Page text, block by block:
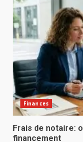
Finances
Frais de notaire:
financement